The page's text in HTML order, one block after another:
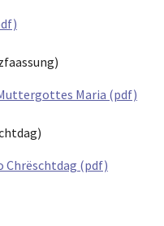
Maria (pdf)
Chrëschtdag (pdf)